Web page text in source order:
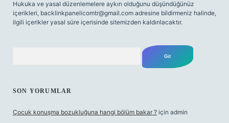
Hukuka ve yasal düzenlemelere aykırı olduğunu düşündüğünüz
içerikleri, backlinkpanelicomtr@gmail.com adresine bildirmeniz halinde,
ilgili içerikler yasal süre içerisinde sitemizden kaldırılacaktır.
SON YORUMLAR
Çocuk konuşma bozukluğuna hangi bölüm bakar ? için admin